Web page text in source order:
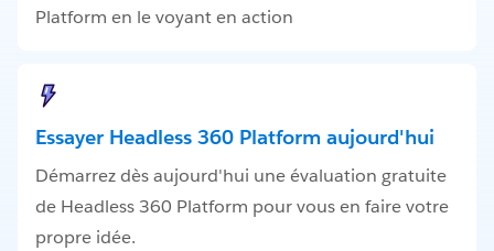
Platform en le voyant en action
Essayer Headless 360 Platform aujourd'hui
Démarrez dès aujourd'hui une évaluation gratuite
de Headless 360 Platform pour vous en faire votre
propre idée.